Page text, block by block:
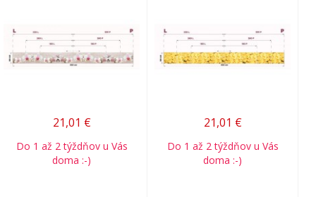
21,01 €
Do 1 až 2 týždňov u Vás
doma :-)
21,01 €
Do 1 až 2 týždňov u Vás
doma :-)